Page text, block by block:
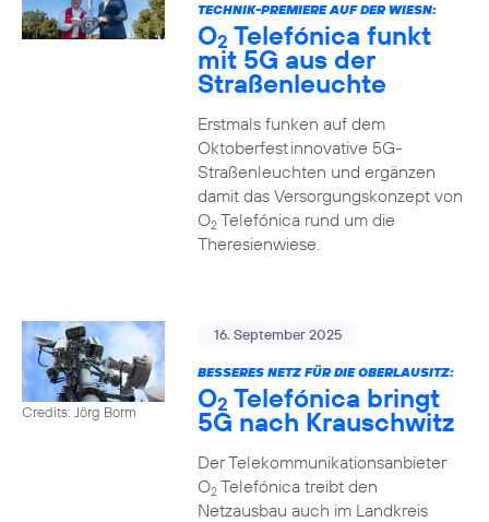
TECHNIK-PREMIERE AUF DER WIESN:
O2 Telefónica funkt
mit 5G aus der
Straßenleuchte
Erstmals funken auf dem
Oktoberfest innovative 5G-
Straßenleuchten und ergänzen
damit das Versorgungskonzept von
O2Telefónica rund um die
Theresienwiese.
Credits: Jörg Borm
16. September 2025
BESSERES NETZ FÜR DIE OBERLAUSITZ:
O2 Telefónica bringt
5G nach Krauschwitz
Der Telekommunikationsanbieter
O2Telefónica treibt den
Netzausbau auch im Landkreis